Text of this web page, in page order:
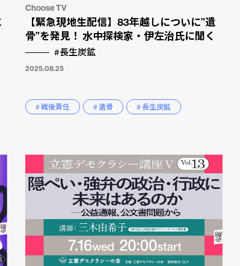
Choose TV
【緊急現地生配信】83年越しについに”遺
骨”を発見！ 水中探検家・伊左治氏に聞く
#長生炭鉱
2025.08.25
# 戦後責任 # 遺骨 # 長生炭鉱